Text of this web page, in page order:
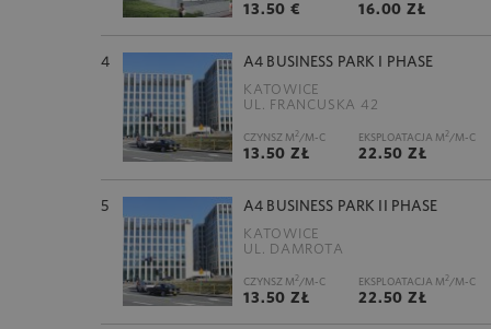
13.50 € 16.00 ZŁ
4 A4 BUSINESS PARK I PHASE
KATOWICE
UL. FRANCUSKA 42
CZYNSZ M2/M-C
13.50 ZŁ
EKSPLOATACJA M2/M-C
22.50 ZŁ
5 A4 BUSINESS PARK II PHASE
KATOWICE
UL. DAMROTA
CZYNSZ M2/M-C
13.50 ZŁ
EKSPLOATACJA M2/M-C
22.50 ZŁ